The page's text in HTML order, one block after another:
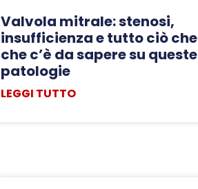
Valvola mitrale: stenosi,
insufficienza e tutto ciò che
che c’è da sapere su queste
patologie
LEGGI TUTTO